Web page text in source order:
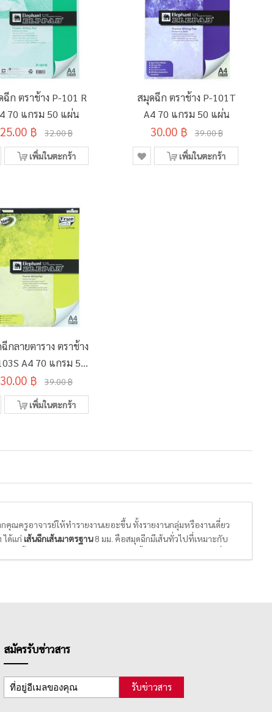
ฉีก ตราช้าง P-101 R
70 แกรม 50 แผ่น
25.00 ฿ 32.00 ฿
เพิ่มในตะกร้า
สมุดฉีก ตราช้าง P-101T
A4 70 แกรม 50 แผ่น
30.00 ฿ 39.00 ฿
เพิ่มในตะกร้า
กลายตาราง ตราช้าง
A4 70 แกรม 50
แผ่น
30.00 ฿ 39.00 ฿
เพิ่มในตะกร้า
คุณครูอาจารย์ให้ทำรายงานเยอะขึ้น ทั้งรายงานกลุ่มหรืองานเดี่ยว
ได้แก่ เส้นฉีกเส้นมาตรฐาน8 มม. คือสมุดฉีกมีเส้นทั่วไปที่เหมาะกับ
ลือกซื้อได้ตามความเหมาะสม นอกจากนี้ยังมี
ได้ตามโจทย์คณิตศาสตร์ ชีวิตการเรียนเลขที่แสนยากก็จะง่ายขึ้น
สมัครรับข่าวสาร
รับข่าวสาร